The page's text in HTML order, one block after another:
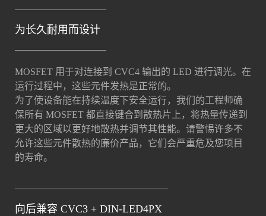
为长久耐用而设计
MOSFET 用于对连接到 CVC4 输出的 LED 进行调光。在
运行过程中，这些元件发热是正常的。
为了使设备能在持续温度下安全运行，我们的工程师确
保所有 MOSFET 都直接键合到散热片上，将热量传递到
更大的区域以更好地散热并调节其性能。请警惕许多不
允许这些元件散热的廉价产品，它们会严重危及您项目
的寿命。
向后兼容 CVC3 + DIN-LED4PX